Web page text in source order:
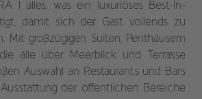
I alles, was ein luxuriöses Best-In-
damit sich der Gast vollends zu
Mit großzügigen Suiten, Penthäusern
alle über Meerblick und Terrasse
Auswahl an Restaurants und Bars
der öffentlichen Bereiche